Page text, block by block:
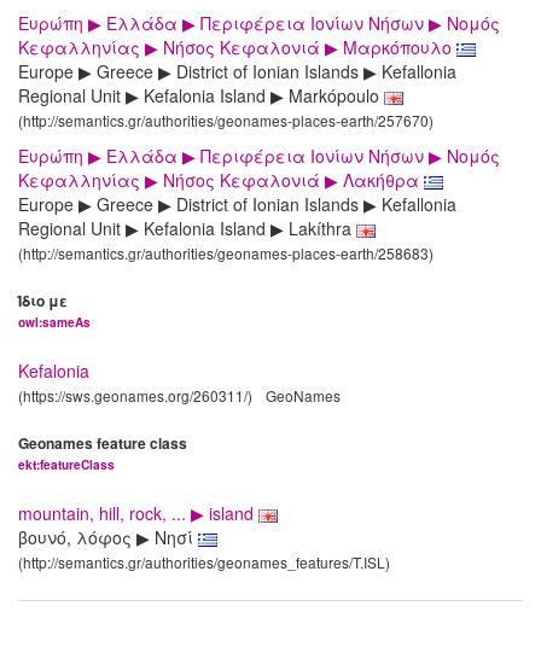
Ευρώπη ▶ Ελλάδα ▶ Περιφέρεια Ιονίων Νήσων ▶ Νομός
Κεφαλληνίας ▶ Νήσος Κεφαλονιά ▶ Μαρκόπουλο
Europe ▶ Greece ▶ District of Ionian Islands ▶ Kefallonia
Regional Unit ▶ Kefalonia Island ▶ Markópoulo
(http://semantics.gr/authorities/geonames-places-earth/257670)
Ευρώπη ▶ Ελλάδα ▶ Περιφέρεια Ιονίων Νήσων ▶ Νομός
Κεφαλληνίας ▶ Νήσος Κεφαλονιά ▶ Λακήθρα
Europe ▶ Greece ▶ District of Ionian Islands ▶ Kefallonia
Regional Unit ▶ Kefalonia Island ▶ Lakíthra
(http://semantics.gr/authorities/geonames-places-earth/258683)
Ίδιο με
owl:sameAs
Kefalonia
(https://sws.geonames.org/260311/) GeoNames
Geonames feature class
ekt:featureClass
mountain, hill, rock, ... ▶ island
βουνό, λόφος ▶ Νησί
(http://semantics.gr/authorities/geonames_features/T.ISL)